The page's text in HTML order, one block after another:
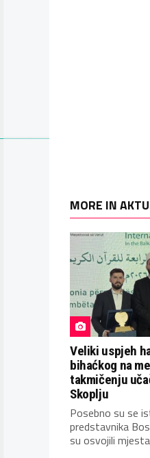
MORE IN
Veliki uspjeh
bihaćkog na
takmičenju
Skoplju
Posebno su se
predstavnika
su osvojili